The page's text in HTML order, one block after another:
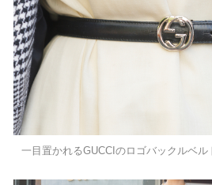
一目置かれるGUCCIのロゴバックルベル